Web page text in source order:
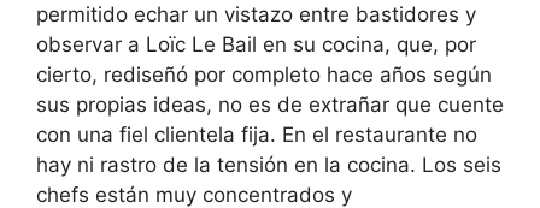
permitido echar un vistazo entre bastidores y
observar a Loïc Le Bail en su cocina, que, por
cierto, rediseñó por completo hace años según
sus propias ideas, no es de extrañar que cuente
con una fiel clientela fija. En el restaurante no
hay ni rastro de la tensión en la cocina. Los seis
chefs están muy concentrados y